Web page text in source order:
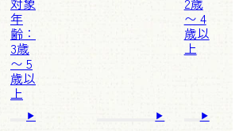
年
齢：
3歳
〜 5
歳以
上
〜 4
歳以
上